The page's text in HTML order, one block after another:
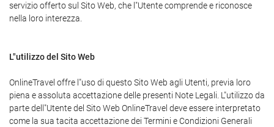
servizio offerto sul Sito Web, che l"Utente comprende e riconosce
nella loro interezza.
L"utilizzo del Sito Web
OnlineTravel offre l"uso di questo Sito Web agli Utenti, previa loro
piena e assoluta accettazione delle presenti Note Legali. L"utilizzo da
parte dell"Utente del Sito Web OnlineTravel deve essere interpretato
come la sua tacita accettazione dei Termini e Condizioni Generali